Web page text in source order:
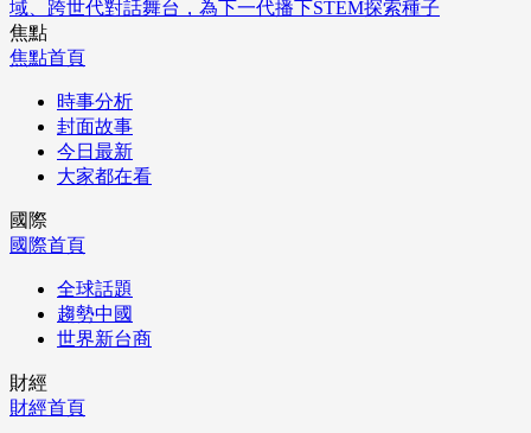
域、跨世代對話舞台，為下一代播下STEM探索種子
焦點
焦點首頁
時事分析
封面故事
今日最新
大家都在看
國際
國際首頁
全球話題
趨勢中國
世界新台商
財經
財經首頁